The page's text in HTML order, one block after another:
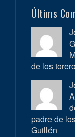
Últims
de los
padre de
Guillén